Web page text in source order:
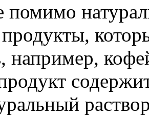
например,